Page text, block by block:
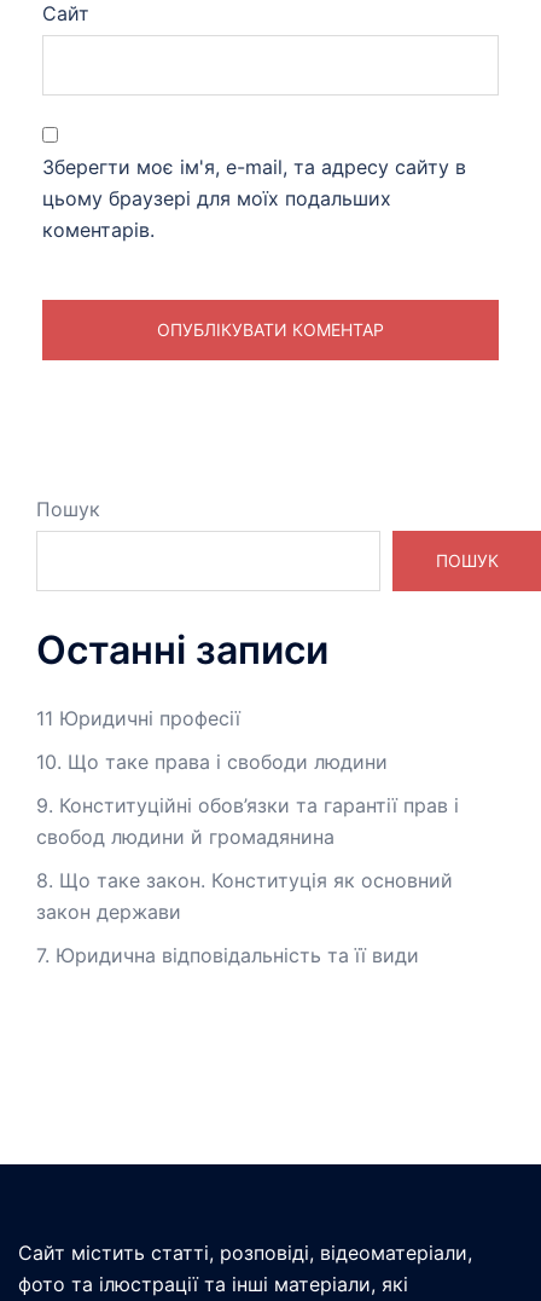
Сайт
Зберегти моє ім'я, e-mail, та адресу сайту в
цьому браузері для моїх подальших
коментарів.
Пошук
ПОШУК
Останні записи
11 Юридичні професії
10. Що таке права і свободи людини
9. Конституційні обов’язки та гарантії прав і
свобод людини й громадянина
8. Що таке закон. Конституція як основний
закон держави
7. Юридична відповідальність та її види
Сайт містить статті, розповіді, відеоматеріали,
фото та ілюстрації та інші матеріали, які